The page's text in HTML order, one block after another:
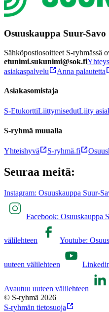
Osuuskauppa Suur-Savo
Sähköpostiosoitteet S-ryhmässä
etunimi.sukunimi@sok.fi
asiakaspalvelu
Anna palautetta
Asiakasomistaja
S-EtukorttiLiittymisedutLiity
S-ryhmä muualla
Yhteishyvä S-ryhmä.fi
Seuraa meitä:
Instagram: Osuuskauppa Suur-
Facebook: Osuuskauppa
välilehteen Youtube:
uuteen välilehteen
Avautuu uuteen välilehteen
© S-ryhmä 2026
S-ryhmän tietosuoja